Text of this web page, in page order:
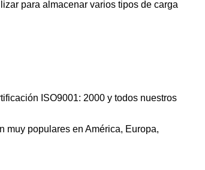
para almacenar varios tipos de carga
ISO9001: 2000 y todos nuestros
muy populares en América, Europa,